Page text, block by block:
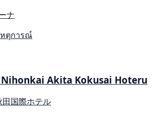
ナ
หตุการณ์
Akita Kokusai Hoteru
田国際ホテル